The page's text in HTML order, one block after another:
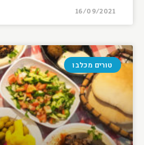
16/09/2021
טורים מכלבו